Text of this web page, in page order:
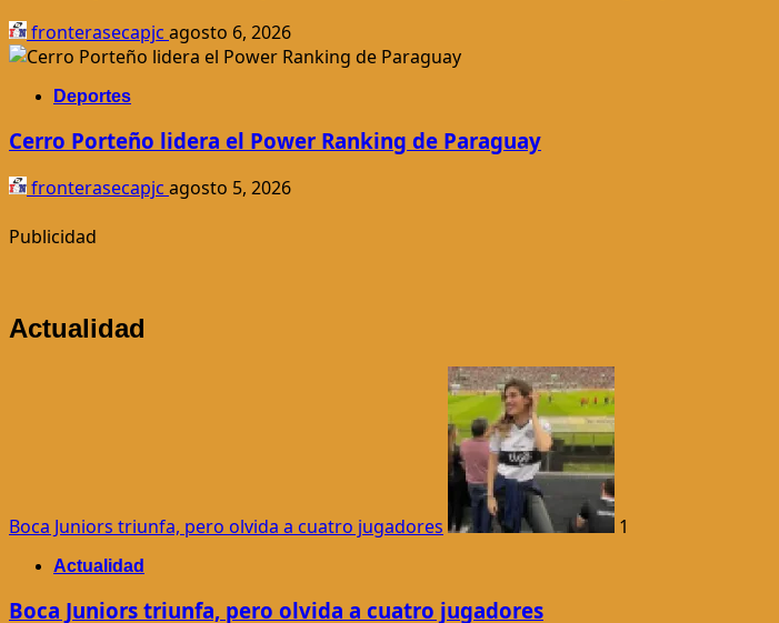
fronterasecapjc agosto 6, 2026
Deportes
Cerro Porteño lidera el Power Ranking de Paraguay
fronterasecapjc agosto 5, 2026
Publicidad
Actualidad
Boca Juniors triunfa, pero olvida a cuatro jugadores 1
Actualidad
Boca Juniors triunfa, pero olvida a cuatro jugadores